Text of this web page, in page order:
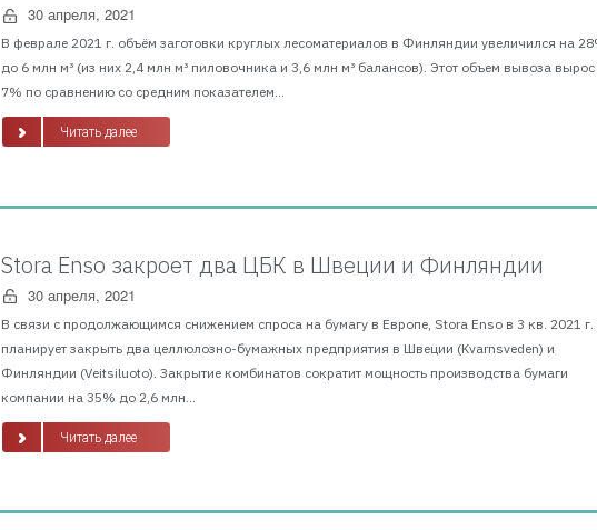
30 апреля, 2021
В феврале 2021 г. объём заготовки круглых лесоматериалов в Финляндии увеличился на
до 6 млн м³ (из них 2,4 млн м³ пиловочника и 3,6 млн м³ балансов). Этот объем вывоза вырос
7% по сравнению со средним показателем...
Читать далее
Stora Enso закроет два ЦБК в Швеции и Финляндии
30 апреля, 2021
В связи с продолжающимся снижением спроса на бумагу в Европе, Stora Enso в 3 кв. 2021 г.
планирует закрыть два целлюлозно-бумажных предприятия в Швеции (Kvarnsveden) и
Финляндии (Veitsiluoto). Закрытие комбинатов сократит мощность производства бумаги
компании на 35% до 2,6 млн...
Читать далее